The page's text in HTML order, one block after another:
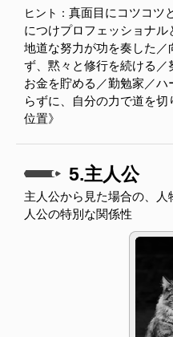
ヒント： 真面目にコツコツ
につけプロフェッショナ
地道な努力が功を奏した／
ず、黙々と修行を続ける
お金を貯める／勤勉家／
らずに、自分の力で道を
位置》
5.主人公
主人公から見た場合の、
人公の特別な関係性